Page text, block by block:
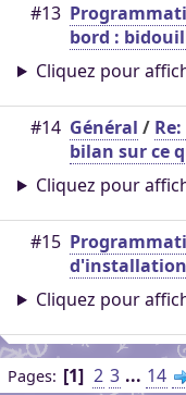
#13
bord :
Cliquez pour
#14 Général /
bilan sur ce
Cliquez pour
#15
Cliquez pour
Pages 1 2 3 ... 14